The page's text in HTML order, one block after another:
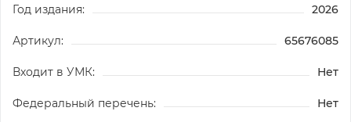
Год издания: 2026
Артикул: 65676085
Входит в УМК: Нет
Федеральный перечень: Нет